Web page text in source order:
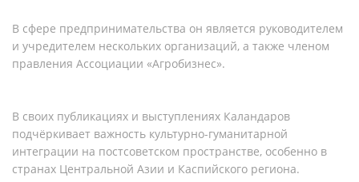
В сфере предпринимательства он является руководителем
и учредителем нескольких организаций, а также членом
правления Ассоциации «Агробизнес».
В своих публикациях и выступлениях Каландаров
подчёркивает важность культурно-гуманитарной
интеграции на постсоветском пространстве, особенно в
странах Центральной Азии и Каспийского региона.